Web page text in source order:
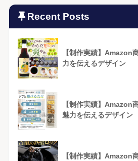
Recent Posts
【制作実績】Amazon
力を伝えるデザイン
【制作実績】Amazon
魅力を伝えるデザイン
【制作実績】Amazon